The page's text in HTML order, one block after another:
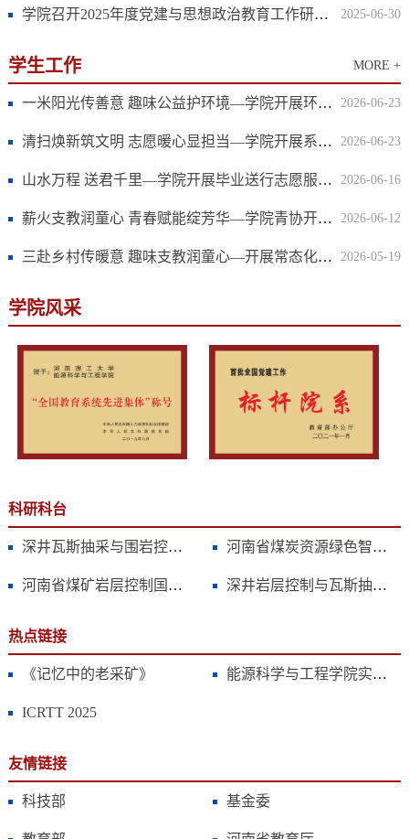
2025-06-30
学院召开2025年度党建与思想政治教育工作研讨会
学生工作 MORE +
2026-06-23
一米阳光传善意 趣味公益护环境—学院开展环保主题微公益活动
2026-06-23
清扫焕新筑文明 志愿暖心显担当—学院开展系列环境整治志愿服务活动
2026-06-16
山水万程 送君千里—学院开展毕业送行志愿服务活动
2026-06-12
薪火支教润童心 青春赋能绽芳华—学院青协开展系列支教活动
2026-05-19
三赴乡村传暖意 趣味支教润童心—开展常态化乡村支教活动
学院风采
科研科台
深井瓦斯抽采与围岩控制技术国家地方联合工程实验室} 河南省煤炭资源绿色智能开采重点实验室}
河南省煤矿岩层控制国际联合实验室} 深井岩层控制与瓦斯抽采应急管理部科技支撑平台}
热点链接
《记忆中的老采矿》 能源科学与工程学院实验中心
ICRTT 2025
友情链接
科技部 基金委